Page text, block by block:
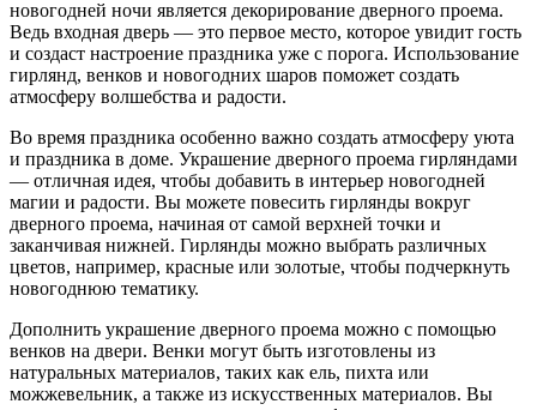
новогодней ночи является декорирование дверного проема.
Ведь входная дверь — это первое место, которое увидит гость
и создаст настроение праздника уже с порога. Использование
гирлянд, венков и новогодних шаров поможет создать
атмосферу волшебства и радости.
Во время праздника особенно важно создать атмосферу уюта
и праздника в доме. Украшение дверного проема гирляндами
— отличная идея, чтобы добавить в интерьер новогодней
магии и радости. Вы можете повесить гирлянды вокруг
дверного проема, начиная от самой верхней точки и
заканчивая нижней. Гирлянды можно выбрать различных
цветов, например, красные или золотые, чтобы подчеркнуть
новогоднюю тематику.
Дополнить украшение дверного проема можно с помощью
венков на двери. Венки могут быть изготовлены из
натуральных материалов, таких как ель, пихта или
можжевельник, а также из искусственных материалов. Вы